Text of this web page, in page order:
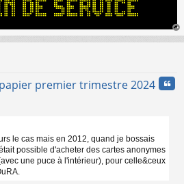
au
premier trimestre 2024
le cas mais en 2012, quand je bossais
possible d'acheter des cartes anonymes
une puce à l'intérieur), pour celle&ceux